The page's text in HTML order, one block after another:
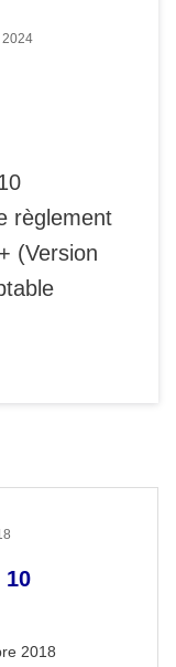
2024
règlement
(Version
10
2018